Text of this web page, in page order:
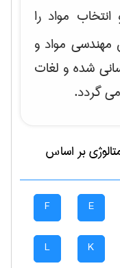
مواد را
مهندسی مواد و
شده و لغات
گردد.
بر اساس
E
F
K
L